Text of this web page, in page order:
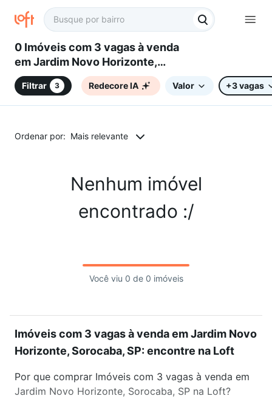
0 Imóveis com 3 vagas à venda
em Jardim Novo Horizonte,
Sorocaba, SP
Filtrar 3 Redecore IA Valor +3 vagas
Ordenar por: Mais relevante
Nenhum imóvel
encontrado :/
Você viu 0 de 0 imóveis
Imóveis com 3 vagas à venda em Jardim Novo
Horizonte, Sorocaba, SP: encontre na Loft
Por que comprar Imóveis com 3 vagas à venda em
Jardim Novo Horizonte, Sorocaba, SP na Loft?